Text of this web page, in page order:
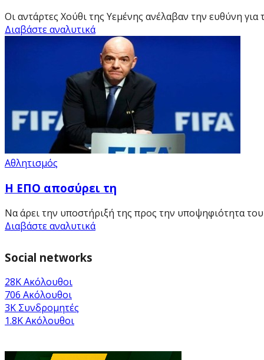
Οι αντάρτες Χούθι της Υεμένης ανέλαβαν την ευθύνη για
Διαβάστε αναλυτικά
Αθλητισμός
Η ΕΠΟ αποσύρει τη
Να άρει την υποστήριξή της προς την υποψηφιότητα του
Διαβάστε αναλυτικά
Social networks
28KΑκόλουθοι
706 Ακόλουθοι
3K Συνδρομητές
1.8KΑκόλουθοι